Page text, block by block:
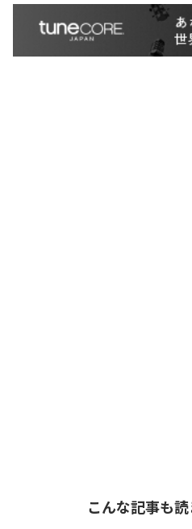
こんな記事も